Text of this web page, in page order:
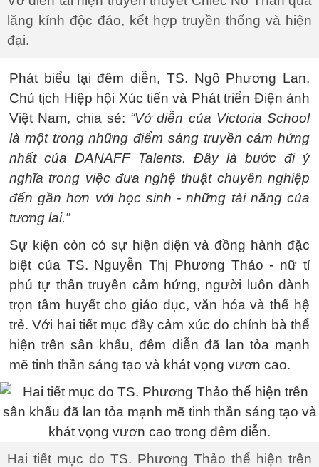
lăng kính độc đáo, kết hợp truyền thống và hiện
đại.
Phát biểu tại đêm diễn, TS. Ngô Phương Lan,
Chủ tịch Hiệp hội Xúc tiến và Phát triển Điện ảnh
Việt Nam, chia sẻ: “Vở diễn của Victoria School
là một trong những điểm sáng truyền cảm hứng
nhất của DANAFF Talents. Đây là bước đi ý
nghĩa trong việc đưa nghệ thuật chuyên nghiệp
đến gần hơn với học sinh - những tài năng của
tương lai.”
Sự kiện còn có sự hiện diện và đồng hành đặc
biệt của TS. Nguyễn Thị Phương Thảo - nữ tỉ
phú tự thân truyền cảm hứng, người luôn dành
trọn tâm huyết cho giáo dục, văn hóa và thế hệ
trẻ. Với hai tiết mục đầy cảm xúc do chính bà thể
hiện trên sân khấu, đêm diễn đã lan tỏa mạnh
mẽ tinh thần sáng tạo và khát vọng vươn cao.
Hai tiết mục do TS. Phương Thảo thể hiện trên